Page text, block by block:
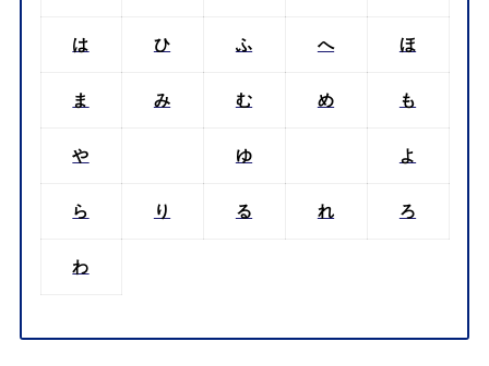
は ひ ふ へ ほ
ま み む め も
や ゆ よ
ら り る れ ろ
わ